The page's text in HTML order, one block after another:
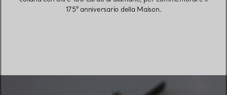
175º anniversario della Maison.